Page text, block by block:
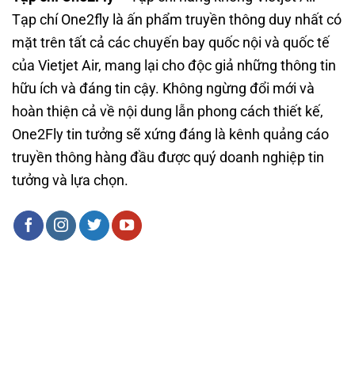
Tạp chí One2fly là ấn phẩm truyền thông duy nhất có
mặt trên tất cả các chuyến bay quốc nội và quốc tế
của Vietjet Air, mang lại cho độc giả những thông tin
hữu ích và đáng tin cậy. Không ngừng đổi mới và
hoàn thiện cả về nội dung lẫn phong cách thiết kế,
One2Fly tin tưởng sẽ xứng đáng là kênh quảng cáo
truyền thông hàng đầu được quý doanh nghiệp tin
tưởng và lựa chọn.